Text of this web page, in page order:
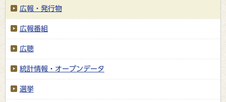
広報・発行物
広報番組
広聴
統計情報・オープンデータ
選挙